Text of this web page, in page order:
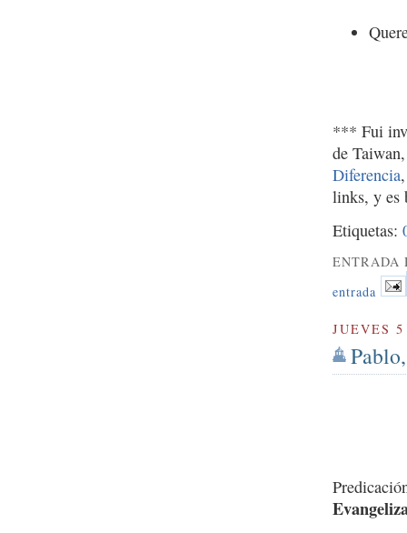
*** Fui
de
Diferencia
links, y es
Etiquetas:
ENTRADA
entrada
JUEVES